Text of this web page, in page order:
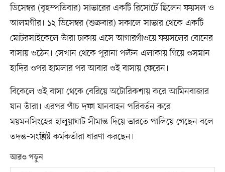
ডিসেম্বর (বৃহস্পতিবার) সাভারের একটি রিসোর্টে ছিলেন ফয়সল ও
আলমগীর। ১২ ডিসেম্বর (শুক্রবার) সকালে সাভার থেকে একটি
মোটরসাইকেলে তাঁরা ঢাকায় এসে আগারগাঁওয়ে ফয়সলের বোনের
বাসায় ওঠেন। সেখান থেকে পুরানা পল্টন এলাকায় গিয়ে ওসমান
হাদির ওপর হামলার পর আবার ওই বাসায় ফেরেন।
বিকেলে ওই বাসা থেকে বেরিয়ে অটোরিকশায় করে আমিনবাজার
যান তাঁরা। এরপর পাঁচ দফা যানবাহন পরিবর্তন করে
ময়মনসিংহের হালুয়াঘাট সীমান্ত দিয়ে ভারতে পালিয়ে গেছেন বলে
তদন্ত–সংশ্লিষ্ট কর্মকর্তারা ধারণা করছেন।
আরও পড়ুন